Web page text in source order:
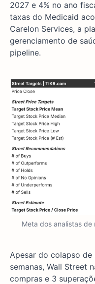
2027 e 4% no ano
taxas do Medicaid
Carelon Services, a
gerenciamento de
pipeline.
Meta dos analistas de
Apesar do colapso
semanas, Wall Street
compras e 3